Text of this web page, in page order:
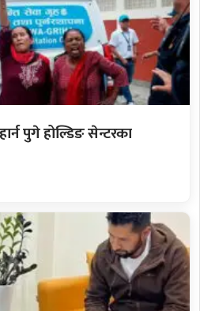
पुगे होल्डिङ सेन्टरका